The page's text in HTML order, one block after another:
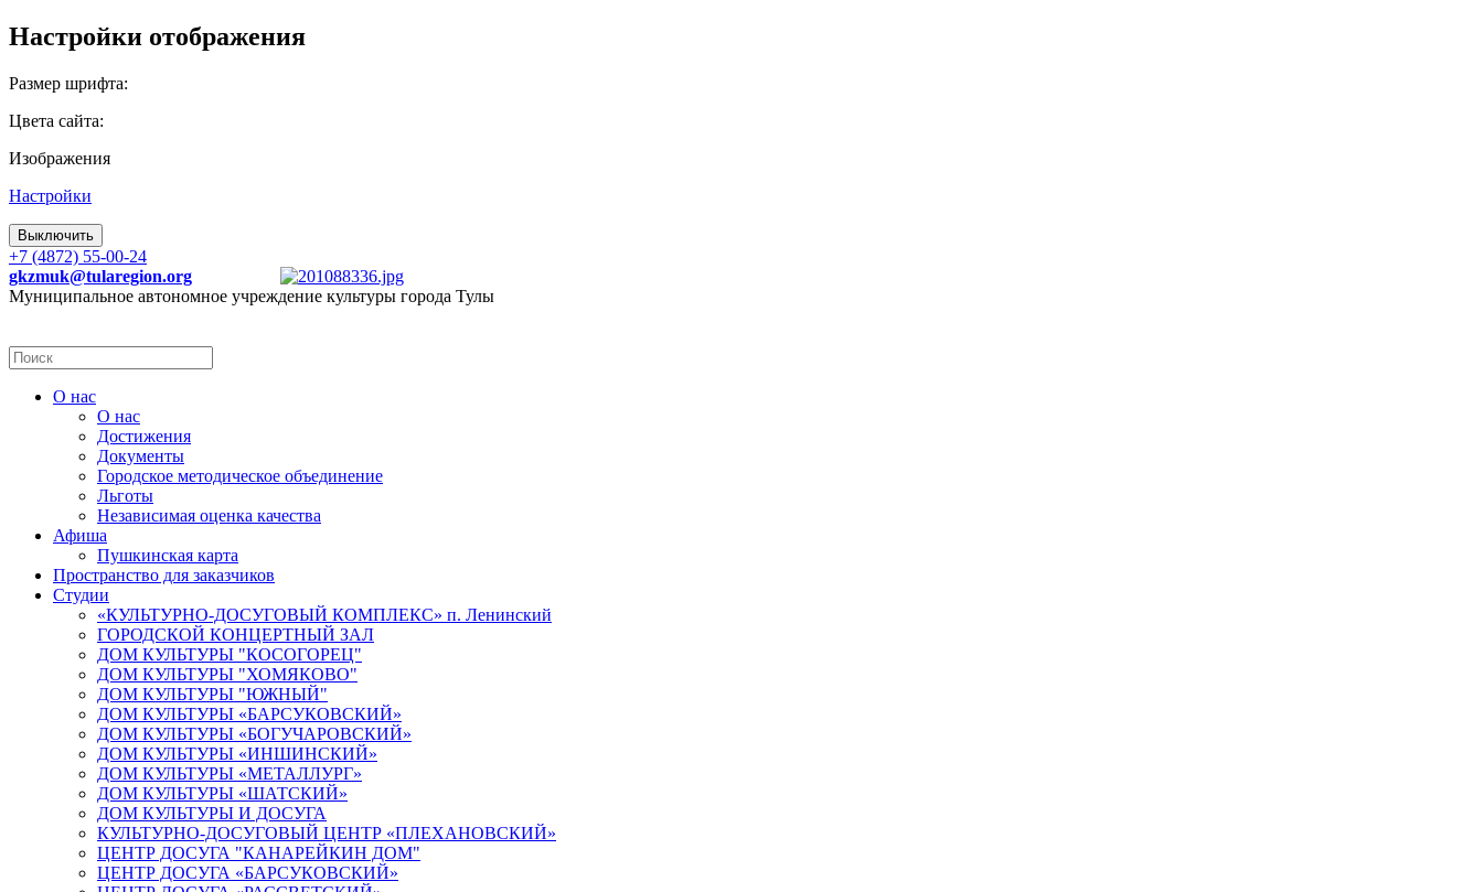
Настройки отображения
Размер шрифта:
Цвета сайта:
Изображения
Настройки
Выключить
+7 (4872) 55-00-24
gkzmuk@tularegion.org
Муниципальное автономное учреждение культуры города Тулы
О нас
О нас
Достижения
Документы
Городское методическое объединение
Льготы
Независимая оценка качества
Афиша
Пушкинская карта
Пространство для заказчиков
Студии
«КУЛЬТУРНО-ДОСУГОВЫЙ КОМПЛЕКС» п. Ленинский
ГОРОДСКОЙ КОНЦЕРТНЫЙ ЗАЛ
ДОМ КУЛЬТУРЫ "КОСОГОРЕЦ"
ДОМ КУЛЬТУРЫ "ХОМЯКОВО"
ДОМ КУЛЬТУРЫ "ЮЖНЫЙ"
ДОМ КУЛЬТУРЫ «БАРСУКОВСКИЙ»
ДОМ КУЛЬТУРЫ «БОГУЧАРОВСКИЙ»
ДОМ КУЛЬТУРЫ «ИНШИНСКИЙ»
ДОМ КУЛЬТУРЫ «МЕТАЛЛУРГ»
ДОМ КУЛЬТУРЫ «ШАТСКИЙ»
ДОМ КУЛЬТУРЫ И ДОСУГА
КУЛЬТУРНО-ДОСУГОВЫЙ ЦЕНТР «ПЛЕХАНОВСКИЙ»
ЦЕНТР ДОСУГА "КАНАРЕЙКИН ДОМ"
ЦЕНТР ДОСУГА «БАРСУКОВСКИЙ»